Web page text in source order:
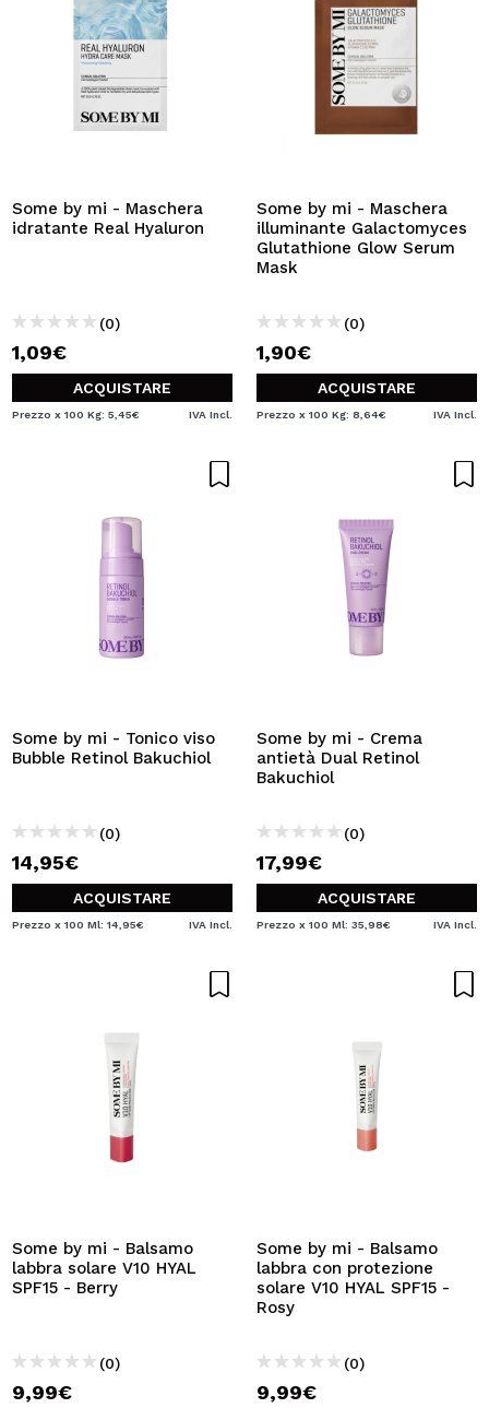
Some by mi - Maschera
idratante Real Hyaluron
(0)
1,09€
ACQUISTARE
Prezzo x 100 Kg: 5,45€ IVA Incl.
Some by mi - Maschera
illuminante Galactomyces
Glutathione Glow Serum
Mask
(0)
1,90€
ACQUISTARE
Prezzo x 100 Kg: 8,64€ IVA Incl.
Some by mi - Tonico viso
Bubble Retinol Bakuchiol
(0)
14,95€
ACQUISTARE
Prezzo x 100 Ml: 14,95€ IVA Incl.
Some by mi - Crema
antietà Dual Retinol
Bakuchiol
(0)
17,99€
ACQUISTARE
Prezzo x 100 Ml: 35,98€ IVA Incl.
Some by mi - Balsamo
labbra solare V10 HYAL
SPF15 - Berry
(0)
9,99€
Some by mi - Balsamo
labbra con protezione
solare V10 HYAL SPF15 -
Rosy
(0)
9,99€